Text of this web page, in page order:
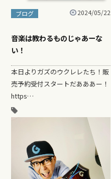
ブログ 2024/05/22
音楽は教わるものじゃあーな
い！
本日よりガズのウクレレたち！販
売予約受付スタートだあああー！
https…